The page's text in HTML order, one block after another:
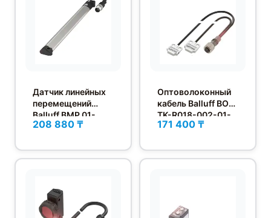
Датчик линейных
перемещений
Balluff BMP 01-
EL1PP21A-0160-
208 880 ₸
Оптоволоконный
кабель Balluff BOH
TK-R018-002-01-
S49F
171 400 ₸